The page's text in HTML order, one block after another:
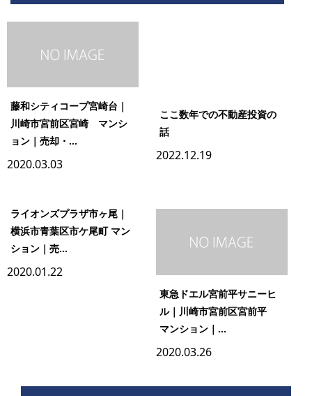
藤和シティコープ宮崎台｜
川崎市宮前区宮崎 マンシ
ョン｜売却・...
2020.03.03
ここ数年での不動産投資の
話
2022.12.19
ライオンズプラザ市ヶ尾｜
横浜市青葉区市ケ尾町 マン
ション｜売...
2020.01.22
東急ドエル宮前平サニーヒ
ル｜川崎市宮前区宮前平
マンション｜...
2020.03.26